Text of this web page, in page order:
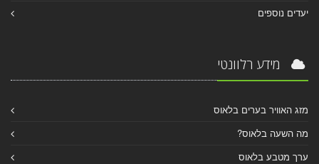
יעדים נוספים
מידע רלוונטי
מזג האוויר בערים בלאוס
מה השעה בלאוס?
ערך מטבע בלאוס